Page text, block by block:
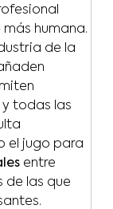
humana.
de la
todas las
el jugo para
entre
de las que